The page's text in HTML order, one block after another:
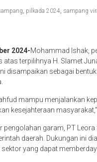
, pilkada 2024, sampang
2024-Mohammad Ishak,
terpilihnya H. Slamet
disampaikan sebagai
mampu menjalankan
kesejahteraan
pengolahan garam, PT
daerah. Dukungan ini
yang dapat